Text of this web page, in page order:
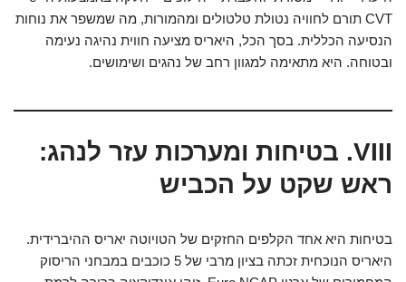
CVT תורם לחוויה נטולת טלטולים ומהמורות, מה שמשפר את נוחות
הנסיעה הכללית. בסך הכל, היאריס מציעה חווית נהיגה נעימה
ובטוחה. היא מתאימה למגוון רחב של נהגים ושימושים.
VIII. בטיחות ומערכות עזר לנהג:
ראש שקט על הכביש
בטיחות היא אחד הקלפים החזקים של הטויוטה יאריס ההיברידית.
היאריס הנוכחית זכתה בציון מרבי של 5 כוכבים במבחני הריסוק